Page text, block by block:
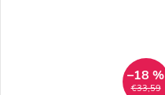
€33,59
–18 %